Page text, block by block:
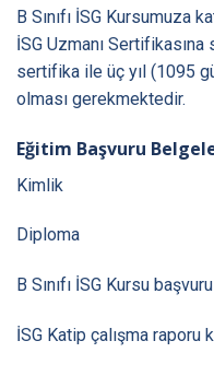
B Sınıfı İSG Kursumuza
İSG Uzmanı Sertifikasına
sertifika ile üç yıl (1095
olması gerekmektedir.
Eğitim Başvuru
Kimlik
Diploma
B Sınıfı İSG Kursu
İSG Katip çalışma raporu